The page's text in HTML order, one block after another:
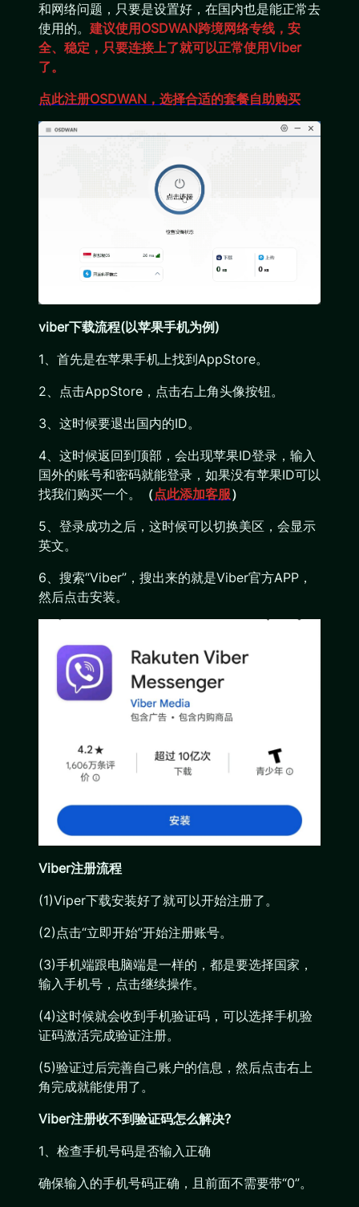
和网络问题，只要是设置好，在国内也是能正常去
使用的。 建议使用OSDWAN跨境网络专线，安
全、稳定，只要连接上了就可以正常使用Viber
了。
点此注册OSDWAN，选择合适的套餐自助购买
viber下载流程(以苹果手机为例)
1、首先是在苹果手机上找到AppStore。
2、点击AppStore，点击右上角头像按钮。
3、这时候要退出国内的ID。
4、这时候返回到顶部，会出现苹果ID登录，输入
国外的账号和密码就能登录，如果没有苹果ID可以
找我们购买一个。
（点此添加客服）
5、登录成功之后，这时候可以切换美区，会显示
英文。
6、搜索“Viber”，搜出来的就是Viber官方APP，
然后点击安装。
Viber注册流程
(1)Viper下载安装好了就可以开始注册了。
(2)点击“立即开始”开始注册账号。
(3)手机端跟电脑端是一样的，都是要选择国家，
输入手机号，点击继续操作。
(4)这时候就会收到手机验证码，可以选择手机验
证码激活完成验证注册。
(5)验证过后完善自己账户的信息，然后点击右上
角完成就能使用了。
Viber注册收不到验证码怎么解决?
1、检查手机号码是否输入正确
确保输入的手机号码正确，且前面不需要带“0”。